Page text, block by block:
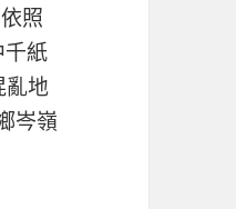
照
紙
亂地
岑嶺